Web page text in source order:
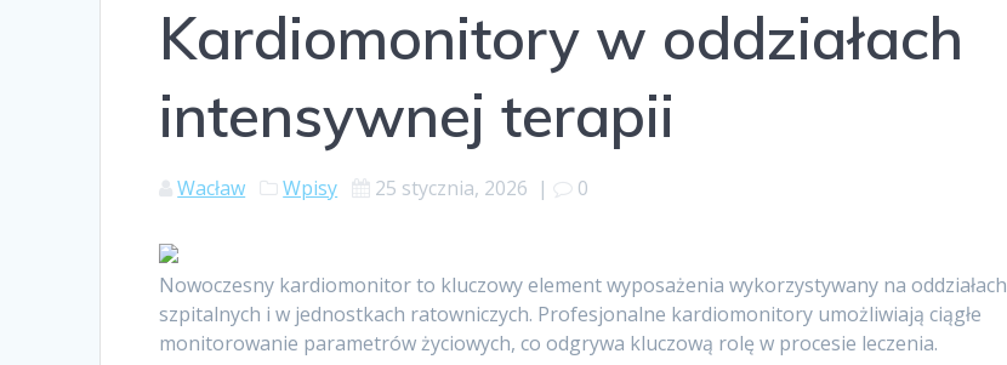
Kardiomonitory w oddziałach
intensywnej terapii
Wacław Wpisy 25 stycznia, 2026 | 0
Nowoczesny kardiomonitor to kluczowy element wyposażenia wykorzystywany na oddziałach
szpitalnych i w jednostkach ratowniczych. Profesjonalne kardiomonitory umożliwiają ciągłe
monitorowanie parametrów życiowych, co odgrywa kluczową rolę w procesie leczenia.